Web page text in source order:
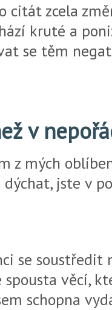
citát zcela
kruté a
se těm
v
z mých
jste v
se soustředit
věcí,
schopna